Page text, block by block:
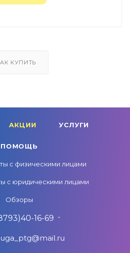
КУПИТЬ
АКЦИИ УСЛУГИ
ПОМОЩЬ
с физическими лицами
с юридическими лицами
Обзоры
16-69